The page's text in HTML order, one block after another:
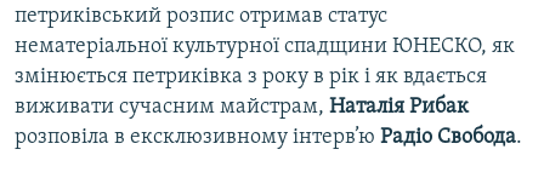
петриківський розпис отримав статус
нематеріальної культурної спадщини ЮНЕСКО, як
змінюється петриківка з року в рік і як вдається
виживати сучасним майстрам, Наталія Рибак
розповіла в ексклюзивному інтерв’ю Радіо Свобода.